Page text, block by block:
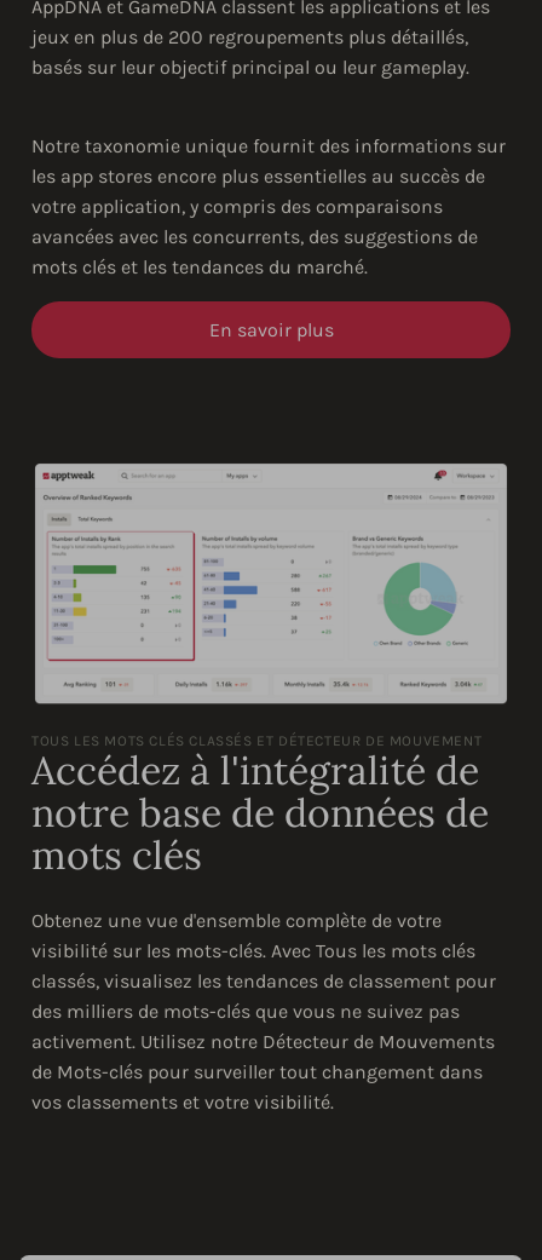
AppDNA et GameDNA classent les applications et les
jeux en plus de 200 regroupements plus détaillés,
basés sur leur objectif principal ou leur gameplay.
Notre taxonomie unique fournit des informations sur
les app stores encore plus essentielles au succès de
votre application, y compris des comparaisons
avancées avec les concurrents, des suggestions de
mots clés et les tendances du marché.
En savoir plus
TOUS LES MOTS CLÉS CLASSÉS ET DÉTECTEUR DE MOUVEMENT
Accédez à l'intégralité de
notre base de données de
mots clés
Obtenez une vue d'ensemble complète de votre
visibilité sur les mots-clés. Avec Tous les mots clés
classés, visualisez les tendances de classement pour
des milliers de mots-clés que vous ne suivez pas
activement. Utilisez notre Détecteur de Mouvements
de Mots-clés pour surveiller tout changement dans
vos classements et votre visibilité.